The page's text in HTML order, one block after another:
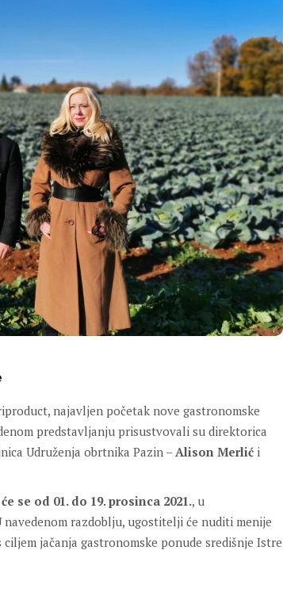
najavljen početak nove gastronomske
predstavljanju prisustvovali su direktorica
Udruženja obrtnika Pazin –Alison Merlić i
se od 01. do 19. prosinca 2021., u
razdoblju, ugostitelji će nuditi menije
jačanja gastronomske ponude središnje Istre